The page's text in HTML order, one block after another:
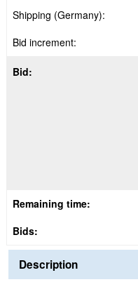
Shipping (Germany):
Bid increment:
Bid:
Remaining time:
Bids:
Description